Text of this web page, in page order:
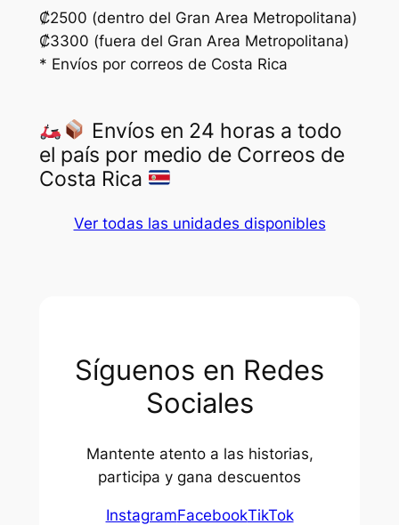
.
₡2500 (dentro del Gran Area Metropolitana)
₡3300 (fuera del Gran Area Metropolitana)
* Envíos por correos de Costa Rica
Envíos en 24 horas a todo
el país por medio de Correos de
Costa Rica
Ver todas las unidades disponibles
Síguenos en Redes
Sociales
Mantente atento a las historias,
participa y gana descuentos
InstagramFacebookTikTok